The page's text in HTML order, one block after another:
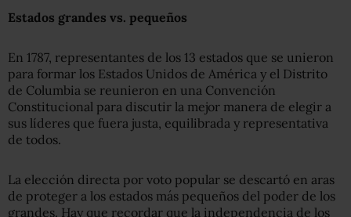
Estados grandes vs. pequeños
En 1787, representantes de los 13 estados que se unieron
para formar los Estados Unidos de América y el Distrito
de Columbia se reunieron en una Convención
Constitucional para discutir la mejor manera de elegir a
sus líderes que fuera justa, equilibrada y representativa
de todos.
La elección directa por voto popular se descartó en aras
de proteger a los estados más pequeños del poder de los
grandes. Hay que recordar que la independencia de los